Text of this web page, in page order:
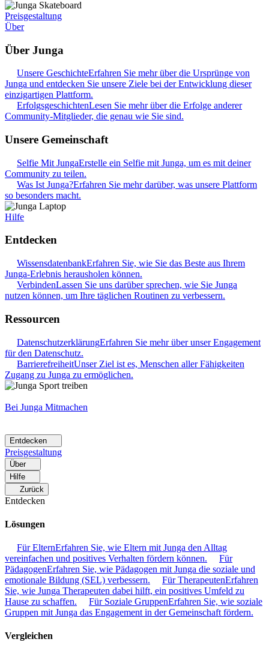
Preisgestaltung
Über
Über Junga
Unsere GeschichteErfahren Sie mehr über die Ursprünge von
Junga und entdecken Sie unsere Ziele bei der Entwicklung dieser
einzigartigen Plattform.
ErfolgsgeschichtenLesen Sie mehr über die Erfolge anderer
Community-Mitglieder, die genau wie Sie sind.
Unsere Gemeinschaft
Selfie Mit JungaErstelle ein Selfie mit Junga, um es mit deiner
Community zu teilen.
Was Ist Junga?Erfahren Sie mehr darüber, was unsere Plattform
so besonders macht.
Hilfe
Entdecken
WissensdatenbankErfahren Sie, wie Sie das Beste aus Ihrem
Junga-Erlebnis herausholen können.
VerbindenLassen Sie uns darüber sprechen, wie Sie Junga
nutzen können, um Ihre täglichen Routinen zu verbessern.
Ressourcen
DatenschutzerklärungErfahren Sie mehr über unser Engagement
für den Datenschutz.
BarrierefreiheitUnser Ziel ist es, Menschen aller Fähigkeiten
Zugang zu Junga zu ermöglichen.
Bei Junga Mitmachen
Entdecken
Preisgestaltung
Über
Hilfe
Zurück
Entdecken
Lösungen
Für ElternErfahren Sie, wie Eltern mit Junga den Alltag
vereinfachen und positives Verhalten fördern können.
Für
PädagogenErfahren Sie, wie Pädagogen mit Junga die soziale und
emotionale Bildung (SEL) verbessern.
Für TherapeutenErfahren
Sie, wie Junga Therapeuten dabei hilft, ein positives Umfeld zu
Hause zu schaffen.
Für Soziale GruppenErfahren Sie, wie soziale
Gruppen mit Junga das Engagement in der Gemeinschaft fördern.
Vergleichen